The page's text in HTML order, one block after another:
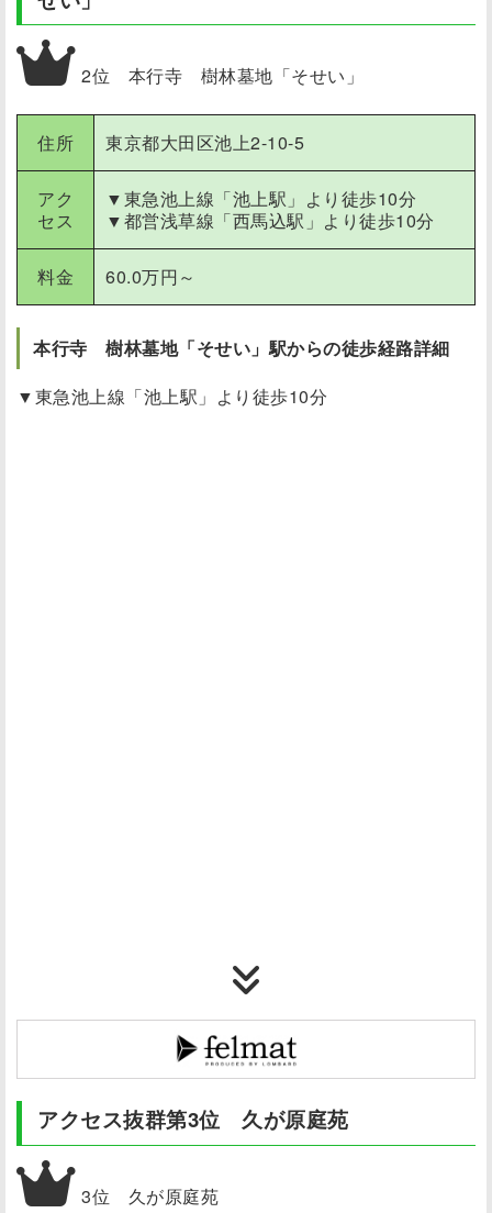
2位 本行寺 樹林墓地「そせい」
住所 東京都大田区池上2-10-5
アク
セス
▼東急池上線「池上駅」より 徒歩10分
▼都営浅草線「西馬込駅」より徒歩10分
料金 60.0万円～
本行寺 樹林墓地「そせい」駅からの徒歩経路詳細
▼東急池上線「池上駅」より 徒歩10分
アクセス抜群第3位 久が原庭苑
3位 久が原庭苑